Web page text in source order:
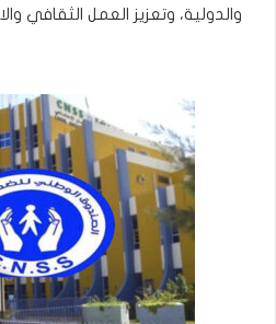
والدولية، وتعزيز العمل الثقافي